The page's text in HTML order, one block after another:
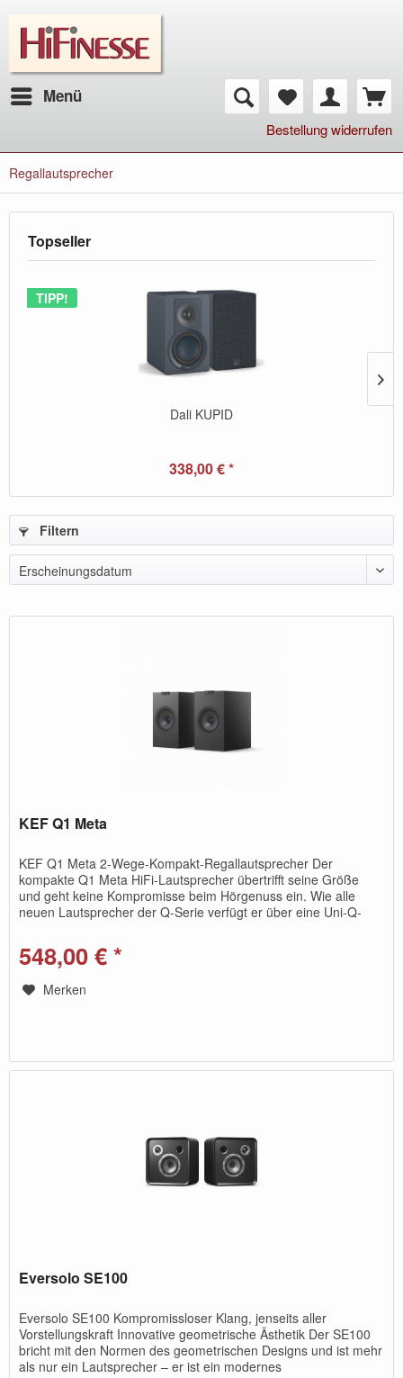
Menü
Bestellung widerrufen
Regallautsprecher
Topseller
TIPP!
Dali KUPID
338,00 € *
Filtern
Erscheinungsdatum
KEF Q1 Meta
KEF Q1 Meta 2-Wege-Kompakt-Regallautsprecher Der
kompakte Q1 Meta HiFi-Lautsprecher übertrifft seine Größe
und geht keine Kompromisse beim Hörgenuss ein. Wie alle
neuen Lautsprecher der Q-Serie verfügt er über eine Uni-Q-
548,00 € *
Merken
Eversolo SE100
Eversolo SE100 Kompromissloser Klang, jenseits aller
Vorstellungskraft Innovative geometrische Ästhetik Der SE100
bricht mit den Normen des geometrischen Designs und ist mehr
als nur ein Lautsprecher – er ist ein modernes